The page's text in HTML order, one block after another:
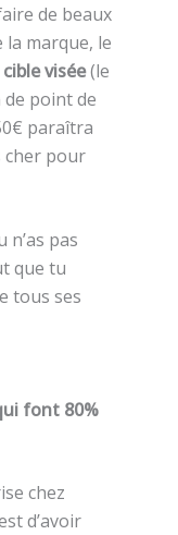
de beaux
la marque, le
cible visée(le
point de
paraîtra
cher pour
pas
que tu
tous ses
font 80%
chez
d’avoir